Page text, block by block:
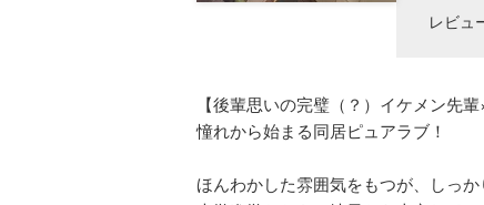
レビュ
【後輩思いの完璧（？）イケメン先
憧れから始まる同居ピュアラブ！
ほんわかした雰囲気をもつが、しっか